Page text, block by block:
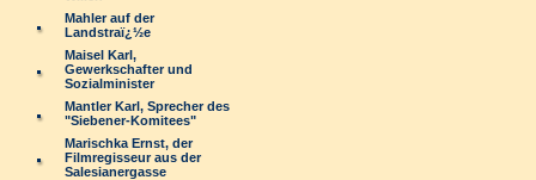
Mahler auf der
Landstraï¿½e
Maisel Karl,
Gewerkschafter und
Sozialminister
Mantler Karl, Sprecher des
"Siebener-Komitees"
Marischka Ernst, der
Filmregisseur aus der
Salesianergasse